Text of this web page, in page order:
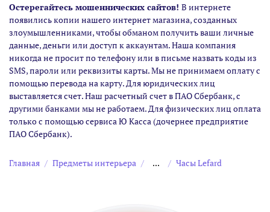
Остерегайтесь мошеннических сайтов! В интернете
появились копии нашего интернет магазина,созданных
злоумышленниками, чтобы обманом получить ваши личные
данные, деньги или доступ к аккаунтам. Наша компания
никогда не просит по телефону или в письме назвать коды из
SMS, пароли или реквизиты карты. Мы не принимаем оплату с
помощью перевода на карту. Для юридических лиц
выставляется счет. Наш расчетный счет в ПАО Сбербанк, с
другими банками мы не работаем. Для физических лиц оплата
только с помощью сервиса Ю Касса (дочернее предприятие
ПАО Сбербанк).
Главная Предметы интерьера ... Часы Lefard